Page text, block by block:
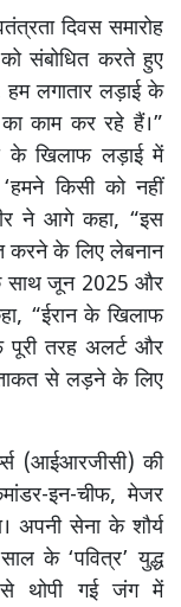
दिवस समारोह
संबोधित करते हुए
लगातार लड़ाई के
काम कर रहे हैं।”
के खिलाफ लड़ाई में
किसी को नहीं
ने आगे कहा, “इस
करने के लिए लेबनान
के साथ जून 2025 और
“ईरान के खिलाफ
पूरी तरह अलर्ट और
से लड़ने के लिए
(आईआरजीसी) की
इन-चीफ, मेजर
अपनी सेना के शौर्य
के ‘पवित्र’ युद्ध
थोपी गई जंग में